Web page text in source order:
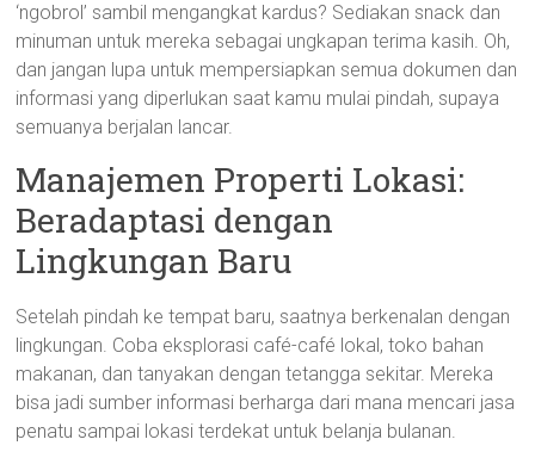
‘ngobrol’ sambil mengangkat kardus? Sediakan snack dan
minuman untuk mereka sebagai ungkapan terima kasih. Oh,
dan jangan lupa untuk mempersiapkan semua dokumen dan
informasi yang diperlukan saat kamu mulai pindah, supaya
semuanya berjalan lancar.
Manajemen Properti Lokasi:
Beradaptasi dengan
Lingkungan Baru
Setelah pindah ke tempat baru, saatnya berkenalan dengan
lingkungan. Coba eksplorasi café-café lokal, toko bahan
makanan, dan tanyakan dengan tetangga sekitar. Mereka
bisa jadi sumber informasi berharga dari mana mencari jasa
penatu sampai lokasi terdekat untuk belanja bulanan.